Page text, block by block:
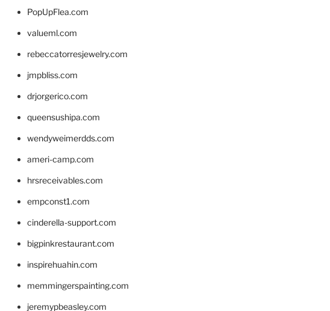
PopUpFlea.com
valueml.com
rebeccatorresjewelry.com
jmpbliss.com
drjorgerico.com
queensushipa.com
wendyweimerdds.com
ameri-camp.com
hrsreceivables.com
empconst1.com
cinderella-support.com
bigpinkrestaurant.com
inspirehuahin.com
memmingerspainting.com
jeremypbeasley.com